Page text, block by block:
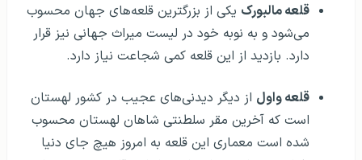
قلعه مالبورک یکی از بزرگترین قلعه‌های جهان محسوب
می‌شود و به نوبه خود در لیست میراث جهانی نیز قرار
دارد. بازدید از این قلعه کمی شجاعت نیاز دارد.
قلعه واول از دیگر دیدنی‌های عجیب در کشور لهستان
است که آخرین مقر سلطنتی شاهان لهستان محسوب
شده است معماری این قلعه به امروز هیچ جای دنیا